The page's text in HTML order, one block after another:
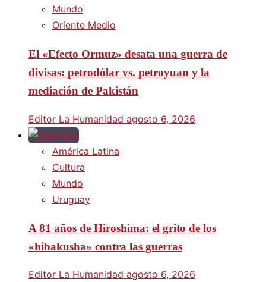
Mundo
Oriente Medio
El «Efecto Ormuz» desata una guerra de
divisas: petrodólar vs. petroyuan y la
mediación de Pakistán
Editor La Humanidad agosto 6, 2026
América Latina
Cultura
Mundo
Uruguay
A 81 años de Hiroshima: el grito de los
«hibakusha» contra las guerras
Editor La Humanidad agosto 6, 2026